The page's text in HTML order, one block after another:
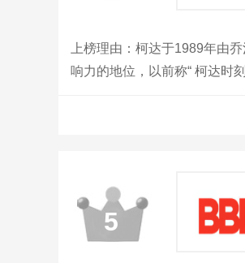
上榜理由：柯达于1989年由
响力的地位，以前称“ 柯达时
5